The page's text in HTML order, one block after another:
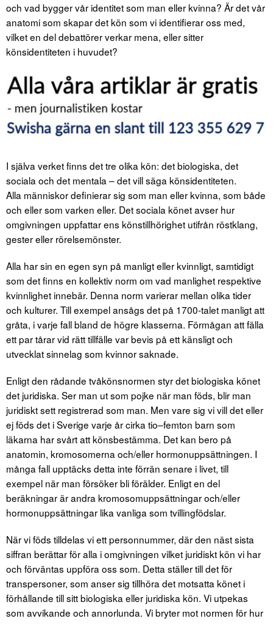
och vad bygger vår identitet som man eller kvinna? Är det vår
anatomi som skapar det kön som vi identifierar oss med,
vilket en del debattörer verkar mena, eller sitter
könsidentiteten i huvudet?
I själva verket finns det tre olika kön: det biologiska, det
sociala och det mentala – det vill säga könsidentiteten.
Alla människor definierar sig som man eller kvinna, som både
och eller som varken eller. Det sociala könet avser hur
omgivningen uppfattar ens könstillhörighet utifrån röstklang,
gester eller rörelsemönster.
Alla har sin en egen syn på manligt eller kvinnligt, samtidigt
som det finns en kollektiv norm om vad manlighet respektive
kvinnlighet innebär. Denna norm varierar mellan olika tider
och kulturer. Till exempel ansågs det på 1700-talet manligt att
gråta, i varje fall bland de högre klasserna. Förmågan att fälla
ett par tårar vid rätt tillfälle var bevis på ett känsligt och
utvecklat sinnelag som kvinnor saknade.
Enligt den rådande tvåkönsnormen styr det biologiska könet
det juridiska. Ser man ut som pojke när man föds, blir man
juridiskt sett registrerad som man. Men vare sig vi vill det eller
ej föds det i Sverige varje år cirka tio–femton barn som
läkarna har svårt att könsbestämma. Det kan bero på
anatomin, kromosomerna och/eller hormonuppsättningen. I
många fall upptäcks detta inte förrän senare i livet, till
exempel när man försöker bli förälder. Enligt en del
beräkningar är andra kromosomuppsättningar och/eller
hormonuppsättningar lika vanliga som tvillingfödslar.
När vi föds tilldelas vi ett personnummer, där den näst sista
siffran berättar för alla i omgivningen vilket juridiskt kön vi har
och förväntas uppföra oss som. Detta ställer till det för
transpersoner, som anser sig tillhöra det motsatta könet i
förhållande till sitt biologiska eller juridiska kön. Vi utpekas
som avvikande och annorlunda. Vi bryter mot normen för hur